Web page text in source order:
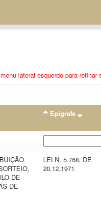
lateral esquerdo para
Epigrafe
DE
DE
LEI N. 5.768, DE
20.12.1971